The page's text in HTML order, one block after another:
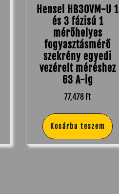
Hensel HB30VM-U 1
és 3 fázisú 1
mérőhelyes
fogyasztásmérő
szekrény egyedi
vezérelt méréshez
63 A-ig
77,478 Ft
Kosárba teszem